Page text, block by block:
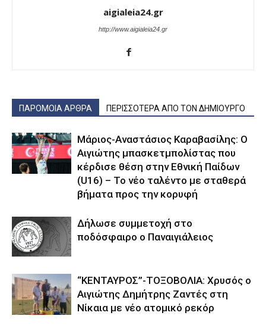
aigialeia24.gr
http://www.aigialeia24.gr
ΠΑΡΟΜΟΙΑ ΑΡΘΡΑ ΠΕΡΙΣΣΟΤΕΡΑ ΑΠΟ ΤΟΝ ΔΗΜΙΟΥΡΓΟ
Μάριος-Αναστάσιος Καραβασίλης: Ο
Αιγιώτης μπασκετμπολίστας που
κέρδισε θέση στην Εθνική Παίδων
(U16) – Το νέο ταλέντο με σταθερά
βήματα προς την κορυφή
Δήλωσε συμμετοχή στο
ποδόσφαιρο ο Παναιγιάλειος
“ΚΕΝΤΑΥΡΟΣ”-ΤΟΞΟΒΟΛΙΑ: Χρυσός ο
Αιγιώτης Δημήτρης Ζαντές στη
Νίκαια με νέο ατομικό ρεκόρ